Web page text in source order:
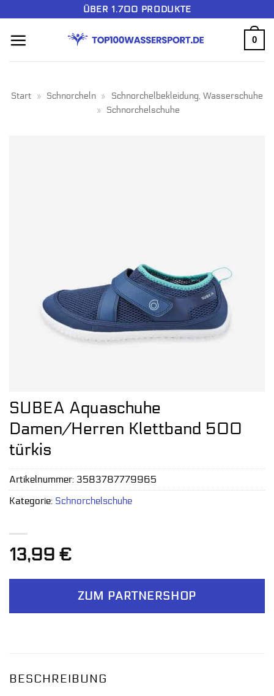
springen
ÜBER 1.700 PRODUKTE
0
Start » Schnorcheln »
Schnorchelbekleidung, Wasserschuhe
» Schnorchelschuhe
SUBEA Aquaschuhe
Damen/Herren Klettband 500
türkis
13,99 €
ZUM PARTNERSHOP
Artikelnummer: 3583787779965
Kategorie: Schnorchelschuhe
BESCHREIBUNG